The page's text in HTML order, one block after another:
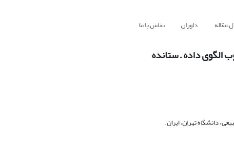
مقاله داوران تماس با ما
داده – ستانده
دانشگاه تهران، ایران.